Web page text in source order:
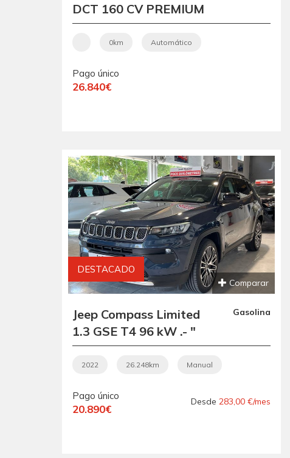
DCT 160 CV PREMIUM
0km Automático
Pago único
26.840€
DESTACADO
Comparar
Jeep Compass Limited
1.3 GSE T4 96 kW .- "
REESTRENO ".-"
SOLAMENTE 26.248
EQUIPADA ".- "
ETIQUETA
Gasolina
2022 26.248km Manual
Pago único
20.890€
Desde 283,00 €/mes